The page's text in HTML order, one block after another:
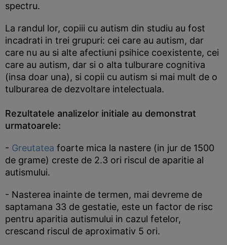
spectru.
La randul lor, copiii cu autism din studiu au fost
incadrati in trei grupuri: cei care au autism, dar
care nu au si alte afectiuni psihice coexistente, cei
care au autism, dar si o alta tulburare cognitiva
(insa doar una), si copii cu autism si mai mult de o
tulburarea de dezvoltare intelectuala.
Rezultatele analizelor initiale au demonstrat
urmatoarele:
- Greutatea foarte mica la nastere (in jur de 1500
de grame) creste de 2.3 ori riscul de aparitie al
autismului.
- Nasterea inainte de termen, mai devreme de
saptamana 33 de gestatie, este un factor de risc
pentru aparitia autismului in cazul fetelor,
crescand riscul de aproximativ 5 ori.